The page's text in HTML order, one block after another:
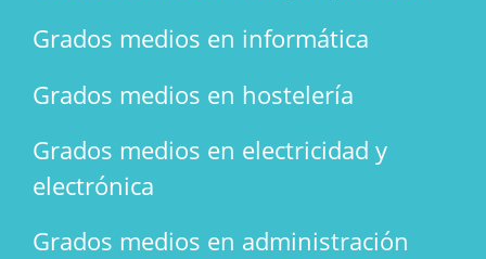
Grados medios en informática
Grados medios en hostelería
Grados medios en electricidad y
electrónica
Grados medios en administración